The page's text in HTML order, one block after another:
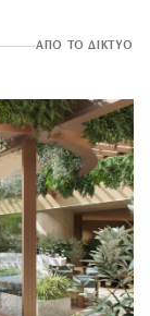
ΑΠΟ ΤΟ ΔΙΚΤΥΟ